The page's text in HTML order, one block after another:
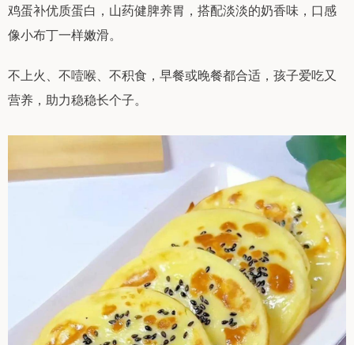
鸡蛋补优质蛋白，山药健脾养胃，搭配淡淡的奶香味，口感
像小布丁一样嫩滑。
不上火、不噎喉、不积食，早餐或晚餐都合适，孩子爱吃又
营养，助力稳稳长个子。